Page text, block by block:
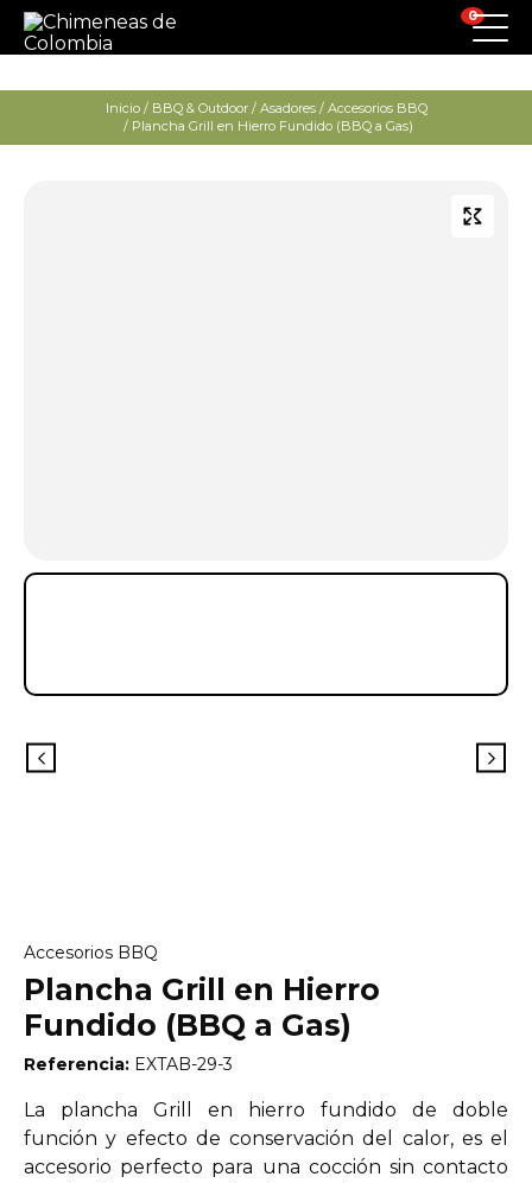
0
Inicio/ BBQ & Outdoor/ Asadores/ Accesorios BBQ
/ Plancha Grill en Hierro Fundido (BBQ a Gas)
Accesorios BBQ
Plancha Grill en Hierro
Fundido (BBQ a Gas)
Referencia: EXTAB-29-3
La plancha Grill en hierro fundido de doble
función y efecto de conservación del calor, es el
accesorio perfecto para una cocción sin contacto